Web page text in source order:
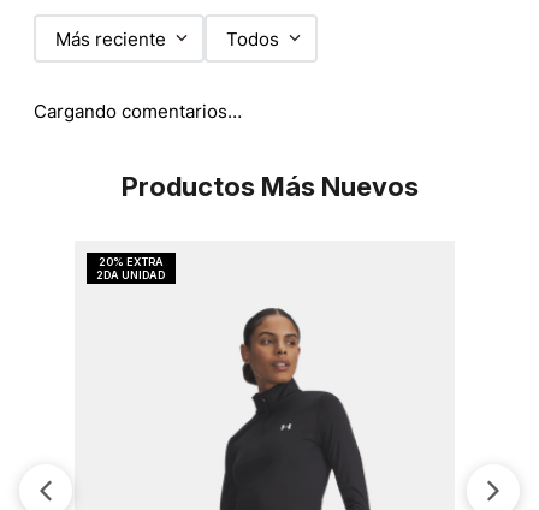
Más reciente Todos
Cargando comentarios…
Productos Más Nuevos